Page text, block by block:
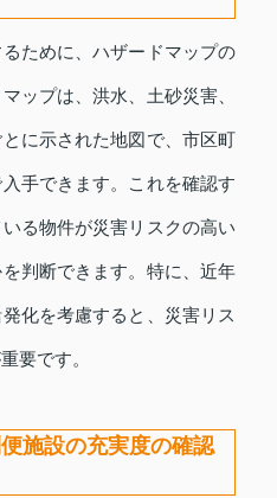
ために、ハザードマップの
ップは、洪水、土砂災害、
に示された地図で、市区町
手できます。これを確認す
る物件が災害リスクの高い
判断できます。特に、近年
化を考慮すると、災害リス
要です。
施設の充実度の確認